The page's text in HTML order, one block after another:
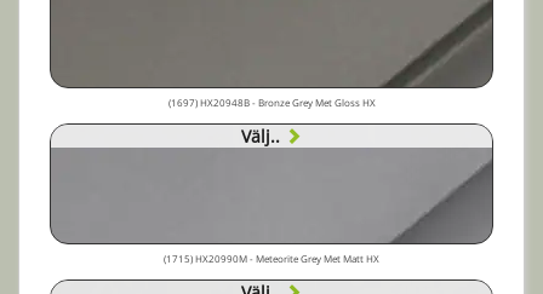
(1697) HX20948B - Bronze Grey Met Gloss HX
Välj..
(1715) HX20990M - Meteorite Grey Met Matt HX